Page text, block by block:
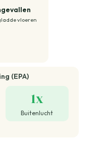
vloeren
(EPA)
1x
Buitenlucht